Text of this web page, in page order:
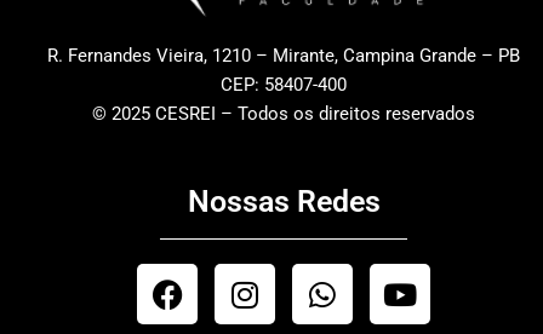
R. Fernandes Vieira, 1210 – Mirante, Campina Grande – PB
CEP: 58407-400
© 2025 CESREI – Todos os direitos reservados
Nossas Redes
F
a
I
n
W
h
Y
o